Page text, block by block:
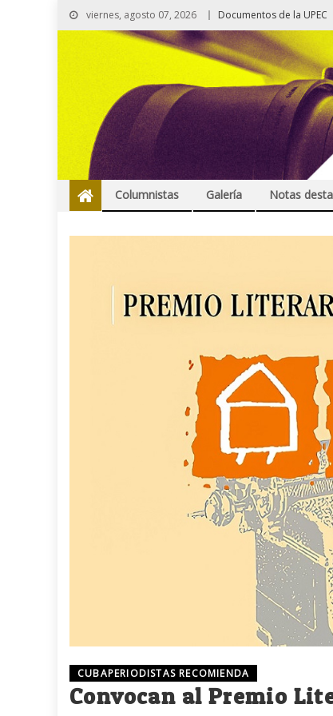
viernes, agosto 07, 2026 Documentos de la UPEC
Columnistas Galería Notas
CUBAPERIODISTAS RECOMIENDA
Convocan al Premio